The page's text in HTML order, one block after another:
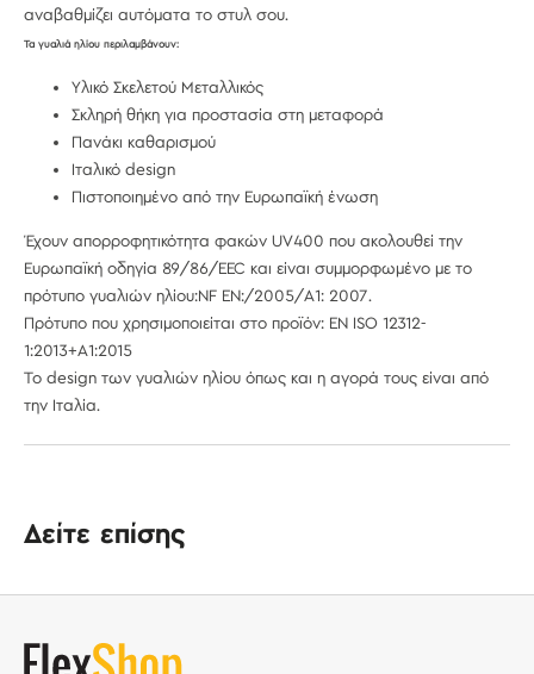
αναβαθμίζει αυτόματα το στυλ σου.
Τα γυαλιά ηλίου περιλαμβάνουν:
Υλικό Σκελετού Μεταλλικός
Σκληρή θήκη για προστασία στη μεταφορά
Πανάκι καθαρισμού
Ιταλικό design
Πιστοποιημένο από την Ευρωπαϊκή ένωση
Έχουν απορροφητικότητα φακών UV400 που ακολουθεί την
Ευρωπαϊκή οδηγία 89/86/EEC και είναι συμμορφωμένο με το
πρότυπο γυαλιών ηλίου:NF EN:/2005/A1: 2007.
Πρότυπο που χρησιμοποιείται στο προϊόν: EN ISO 12312-
1:2013+A1:2015
Το design των γυαλιών ηλίου όπως και η αγορά τους είναι από
την Ιταλία.
Δείτε επίσης